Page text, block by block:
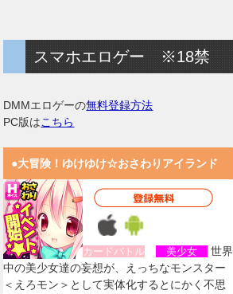
スマホエロゲー ※18禁
DMMエロゲーの無料登録方法
PC版はこちら
●大冒険！ゆけゆけ☆おさわりアイランド
カードバトル 美少女
世界
中の美少女達の妄想が、えっちなモンスター
＜えろモン＞として実体化するとにかく不思